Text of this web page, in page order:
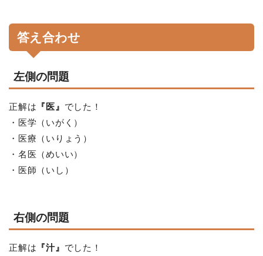
答え合わせ
左側の問題
正解は 『医』 でした！
・医学（いがく）
・医療（いりょう）
・名医（めいい）
・医師（いし）
右側の問題
正解は 『汁』 でした！